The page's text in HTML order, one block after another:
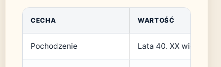
CECHA WARTOŚĆ
Pochodzenie Lata 40. XX wieku,